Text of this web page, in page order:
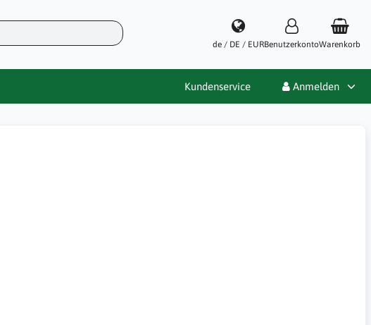
de / DE / EURBenutzerkontoWarenkorb
Kundenservice Anmelden